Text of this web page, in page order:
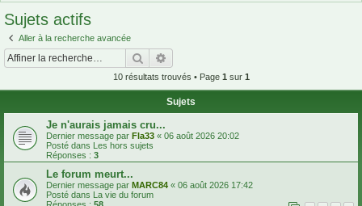
r
Sujets actifs
Aller à la recherche avancée
Rechercher
10 résultats trouvés • Page 1 sur 1
Sujets
Je n'aurais jamais cru...
Dernier message par Fla33 « 06 août 2026 20:02
Posté dans Les hors sujets
Réponses : 3
Le forum meurt...
Dernier message par MARC84 « 06 août 2026 17:42
Posté dans La vie du forum